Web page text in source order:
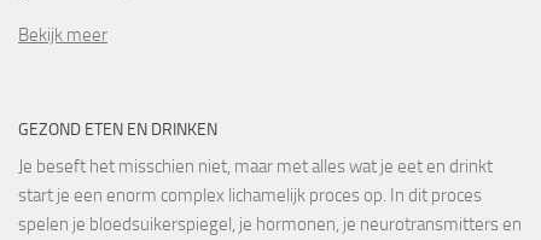
Bekijk meer
GEZOND ETEN EN DRINKEN
Je beseft het misschien niet, maar met alles wat je eet en drinkt
start je een enorm complex lichamelijk proces op. In dit proces
spelen je bloedsuikerspiegel, je hormonen, je neurotransmitters en